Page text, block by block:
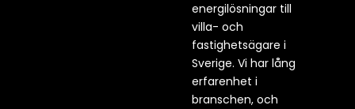
energilösningar till
villa- och
fastighetsägare i
Sverige. Vi har lång
erfarenhet i
branschen, och